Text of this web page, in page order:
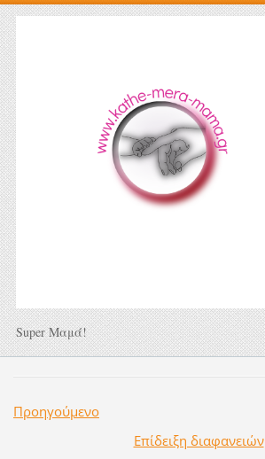
Super Μαμά!
Προηγούμενο
Επίδειξη διαφανειών